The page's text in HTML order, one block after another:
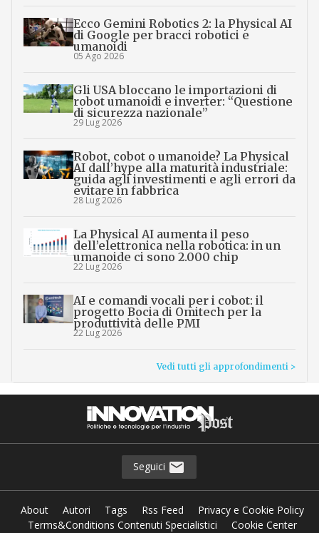
Ecco Gemini Robotics 2: la Physical AI
di Google per bracci robotici e
umanoidi
05 Ago 2026
Gli USA bloccano le importazioni di
robot umanoidi e inverter: “Questione
di sicurezza nazionale”
29 Lug 2026
Robot, cobot o umanoide? La Physical
AI dall’hype alla maturità industriale:
guida agli investimenti e agli errori da
evitare in fabbrica
28 Lug 2026
La Physical AI aumenta il peso
dell’elettronica nella robotica: in un
umanoide ci sono 2.000 chip
22 Lug 2026
AI e comandi vocali per i cobot: il
progetto Bocia di Omitech per la
produttività delle PMI
22 Lug 2026
Vedi tutti gli approfondimenti >
Seguici
About Autori Tags Rss Feed
Privacy e Cookie Policy
Terms&Conditions Contenuti Specialistici
Cookie Center